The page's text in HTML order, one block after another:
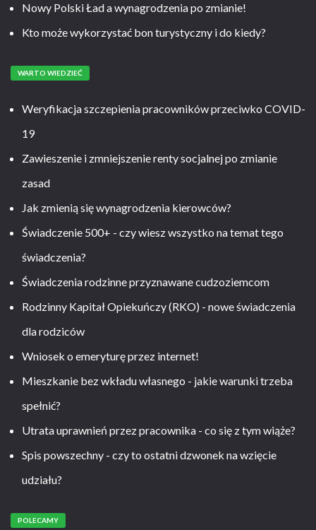
Nowy Polski Ład a wynagrodzenia po zmianie!
Kto może wykorzystać bon turystyczny i do kiedy?
WARTO WIEDZIEĆ
Weryfikacja szczepienia pracowników przeciwko COVID-
19
Zawieszenie i zmniejszenie renty socjalnej po zmianie
zasad
Jak zmienią się wynagrodzenia kierowców?
Świadczenie 500+ - czy wiesz wszystko na temat tego
świadczenia?
Świadczenia rodzinne przyznawane cudzoziemcom
Rodzinny Kapitał Opiekuńczy (RKO) - nowe świadczenia
dla rodziców
Wniosek o emeryturę przez internet!
Mieszkanie bez wkładu własnego - jakie warunki trzeba
spełnić?
Utrata uprawnień przez pracownika - co się z tym wiąże?
Spis powszechny - czy to ostatni dzwonek na wzięcie
udziału?
POLECAMY